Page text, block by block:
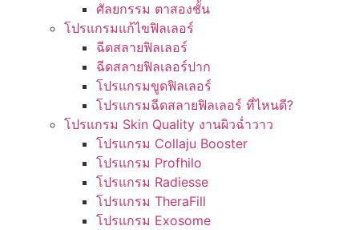
ศัลยกรรม ตาสองชั้น
โปรแกรมแก้ไขฟิลเลอร์
ฉีดสลายฟิลเลอร์
ฉีดสลายฟิลเลอร์ปาก
โปรแกรมขูดฟิลเลอร์
โปรแกรมฉีดสลายฟิลเลอร์ ที่ไหนดี?
โปรแกรม Skin Quality งานผิวฉ่ำวาว
โปรแกรม Collaju Booster
โปรแกรม Profhilo
โปรแกรม Radiesse
โปรแกรม TheraFill
โปรแกรม Exosome